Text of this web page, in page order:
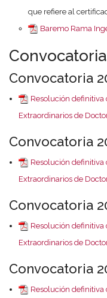
que refiere al
Baremo Rama
Convocatoria
Resolución definitiva
Extraordinarios de
Convocatoria
Resolución definitiva
Extraordinarios de
Convocatoria
Resolución definitiva
Extraordinarios de
Convocatoria
Resolución definitiva